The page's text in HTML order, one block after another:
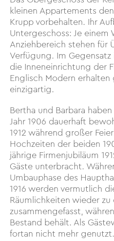
kleinen Appartements
Krupp vorbehalten. Ihr
Untergeschoss: Je einem
Anziehbereich stehen für
Verfügung. Im
die Inneneinrichtung der
Englisch Modern
einzigartig.
Bertha und Barbara
Jahr 1906 dauerhaft
1912 während großer
Hochzeiten der beiden
jährige Firmenjubiläum
Gäste unterbracht.
Umbauphase des
1916 werden vermutlich
Räumlichkeiten wieder
zusammengefasst,
Bestand behält. Als
fortan nicht mehr genutzt.